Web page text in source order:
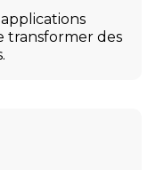
transformer des